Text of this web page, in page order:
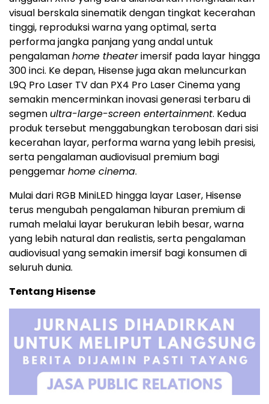
visual berskala sinematik dengan tingkat kecerahan
tinggi, reproduksi warna yang optimal, serta
performa jangka panjang yang andal untuk
pengalamanhome theaterimersif pada layar hingga
300 inci. Ke depan, Hisense juga akan meluncurkan
L9Q Pro Laser TV dan PX4 Pro Laser Cinema yang
semakin mencerminkan inovasi generasi terbaru di
segmen ultra-large-screen entertainment. Kedua
produk tersebut menggabungkan terobosan dari sisi
kecerahan layar, performa warna yang lebih presisi,
serta pengalaman audiovisual premium bagi
penggemarhome cinema.
Mulai dari RGB MiniLED hingga layar Laser, Hisense
terus mengubah pengalaman hiburan premium di
rumah melalui layar berukuran lebih besar, warna
yang lebih natural dan realistis, serta pengalaman
audiovisual yang semakin imersif bagi konsumen di
seluruh dunia.
Tentang Hisense